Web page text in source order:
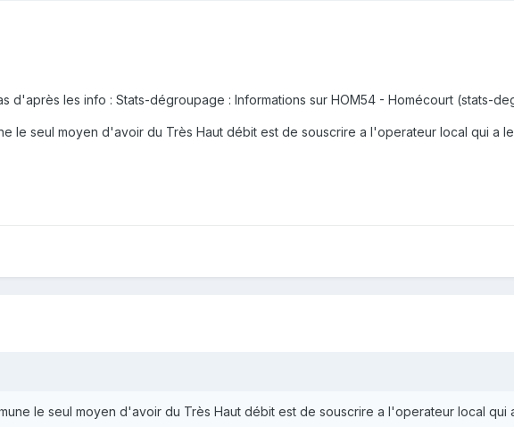
d'après les info : Stats-dégroupage : Informations sur HOM54 - Homécourt (stats-
le seul moyen d'avoir du Très Haut débit est de souscrire a l'operateur local qui a
le seul moyen d'avoir du Très Haut débit est de souscrire a l'operateur local qui